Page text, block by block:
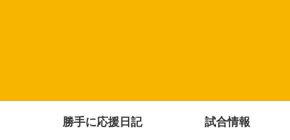
勝手に応援日記 試合情報